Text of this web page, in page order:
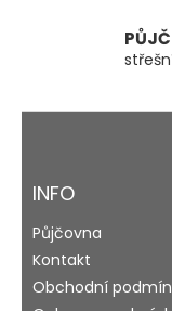
Z
aINFO
Půjčovna
Kontakt
Obchodní